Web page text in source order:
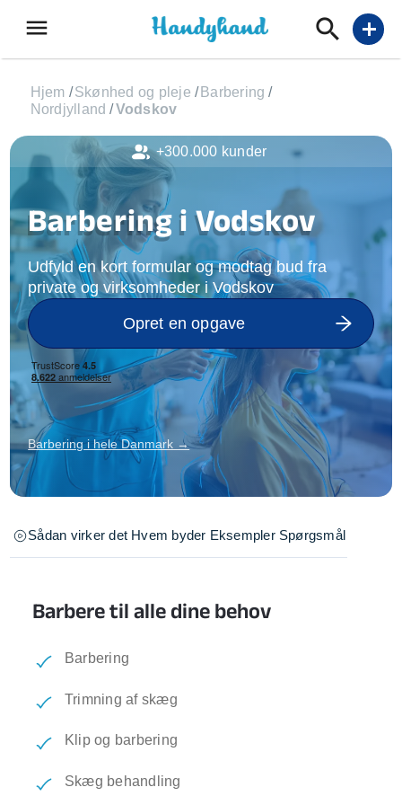
menu add
Hjem /Skønhed og pleje / Barbering /
Nordjylland /Vodskov
Barbering i Vodskov
Udfyld en kort formular og modtag bud fra
private og virksomheder i Vodskov
Opret en opgave
Barbering i hele Danmark →
Sådan virker det Hvem byder Eksempler Spørgsmål
Barbere til alle dine behov
Barbering
Trimning af skæg
Klip og barbering
Skæg behandling
+300.000 kunder